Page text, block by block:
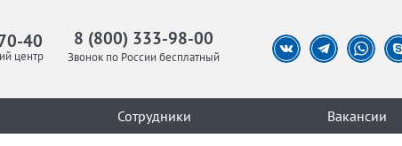
40
центр
8 (800) 333-98-00
Звонок по России бесплатный
Сотрудники Вакансии